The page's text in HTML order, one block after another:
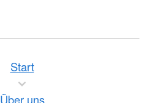
Start
Über uns